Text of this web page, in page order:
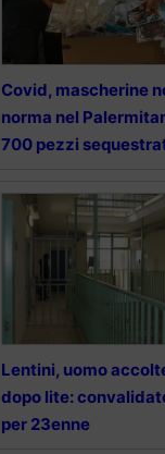
Covid, mascherine
norma nel
700 pezzi
Lentini, uomo
dopo lite:
per 23enne